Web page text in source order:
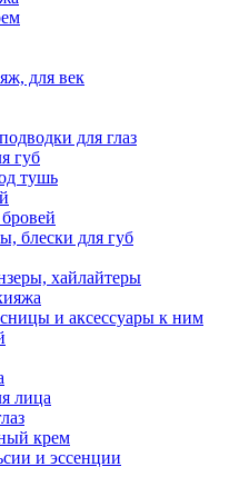
для век
для глаз
губ
тушь
блески для губ
хайлайтеры
и аксессуары к ним
лица
крем
и эссенции